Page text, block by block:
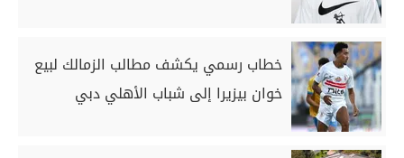
خطاب رسمي يكشف مطالب الزمالك لبيع
خوان بيزيرا إلى شباب الأهلي دبي